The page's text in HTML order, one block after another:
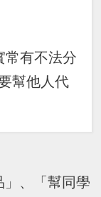
常有不法分
幫他人代
、「幫同學